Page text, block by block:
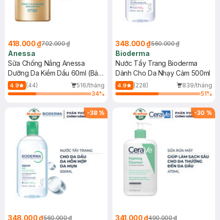
418.000 ₫702.000 ₫
Anessa
Sữa Chống Nắng Anessa
Dưỡng Da Kiềm Dầu 60ml (Bản
Mới)
4.9 (44)
516/tháng
34%
348.000 ₫560.000 ₫
Bioderma
Nước Tẩy Trang Bioderma
Dành Cho Da Nhạy Cảm 500ml
4.9 (228)
839/tháng
51%
-38 %
348.000 ₫560.000 ₫
-30 %
341.000 ₫490.000 ₫